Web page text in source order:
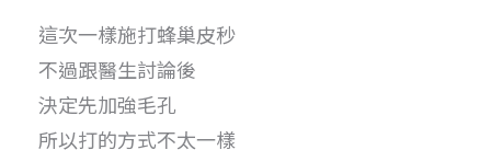
這次一樣施打蜂巢皮秒
不過跟醫生討論後
決定先加強毛孔
所以打的方式不太一樣